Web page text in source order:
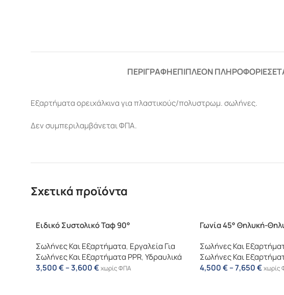
ΠΕΡΙΓΡΑΦΉΕΠΙΠΛΈΟΝ ΠΛΗΡΟΦΟΡΊΕΣ
Εξαρτήματα ορειχάλκινα για πλαστικούς/πολυστρωμ. σωλήνες.
Δεν συμπεριλαμβάνεται ΦΠΑ.
Σχετικά προϊόντα
Ειδικό Συστολικό Ταφ 90°
Σωλήνες Και Εξαρτήματα, Εργαλεία Για
Σωλήνες Και Εξαρτήματα PPR,Υδραυλικά
3,500€–3,600€χωρίς ΦΠΑ
Γωνία 45° Θηλυκή-
Σωλήνες Και
Σωλήνες Και
4,500€–7,650€χωρίς